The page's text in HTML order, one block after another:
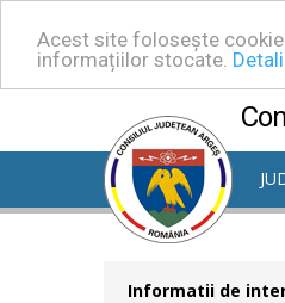
Acest site folosește
informațiilor stocate.
Informatii de